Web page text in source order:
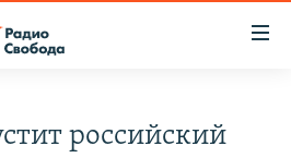
российский